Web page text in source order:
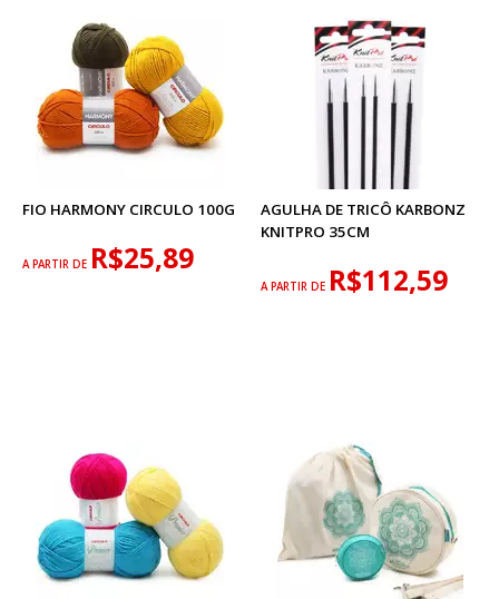
FIO HARMONY CIRCULO 100G
A PARTIR DE R$25,89
AGULHA DE TRICÔ KARBONZ
KNITPRO 35CM
A PARTIR DE R$112,59